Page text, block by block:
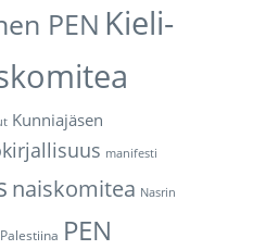
PEN Kieli-
Kunniajäsen
manifesti
naiskomitea Nasrin
Palestiina PEN